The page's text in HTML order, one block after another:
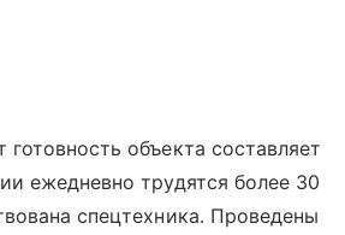
объекта составляет
ежедневно трудятся более 30
спецтехника. Проведены